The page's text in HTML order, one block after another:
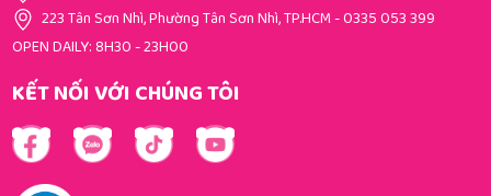
223 Tân Sơn Nhì, Phường Tân Sơn Nhì, TP.HCM-0335 053 399
OPEN DAILY: 8H30 - 23H00
KẾT NỐI VỚI CHÚNG TÔI